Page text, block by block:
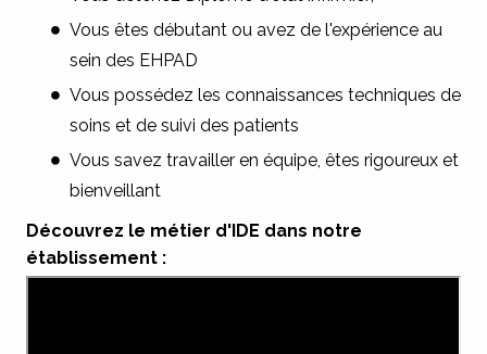
Vous êtes débutant ou avez de l'expérience au
sein des EHPAD
Vous possédez les connaissances techniques de
soins et de suivi des patients
Vous savez travailler en équipe, êtes rigoureux et
bienveillant
Découvrez le métier d'IDE dans notre
établissement :